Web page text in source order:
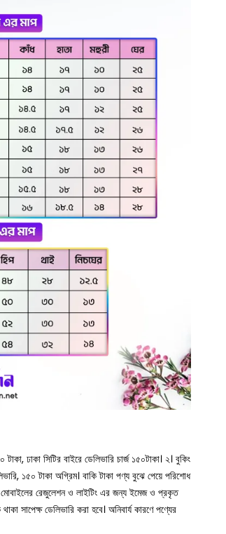
ঢাকা সিটির বাইরে ডেলিভারি চার্জ ১৫০টাকা।২। বুকিং
১৫০ টাকা অগ্রিম। বাকি টাকা পণ্য বুঝে পেয়ে পরিশোধ
রেজুলেশন ও লাইটিং এর জন্য ইমেজ ও প্রকৃত
সাপেক্ষ ডেলিভারি করা হবে। অনিবার্য কারণে পণ্যের